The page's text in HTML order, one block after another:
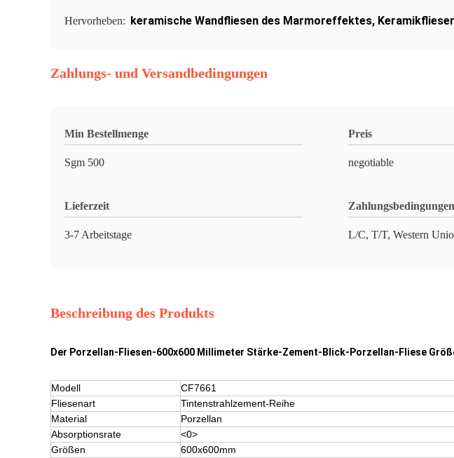
Hervorheben: keramische Wandfliesen des Marmoreffektes,
Zahlungs- und Versandbedingungen
Min Bestellmenge
Sgm 500
Preis
negotiable
Lieferzeit
3-7 Arbeitstage
Zahlungsbedingungen
L/C, T/T, Western
Beschreibung des Produkts
Der Porzellan-Fliesen-600x600 Millimeter Stärke-Zement-Blick-Porzellan-Fliese
Modell
CF7661
Fliesenart
Tintenstrahlzement-Reihe
Material
Porzellan
Absorptionsrate
<0>
Größen
600x600mm